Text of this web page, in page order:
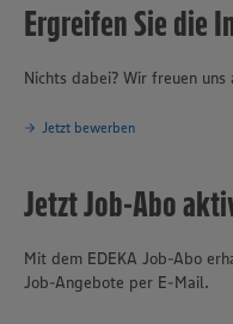
Ergreifen Sie die
Nichts dabei? Wir freuen
Jetzt bewerben
Jetzt Job-Abo
Mit dem EDEKA Job-Abo
Job-Angebote per E-Mail.